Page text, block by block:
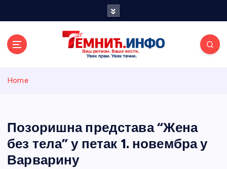
и портал
Home
Позоришна представа “Жена
без тела” у петак 1. новембра у
Варварину